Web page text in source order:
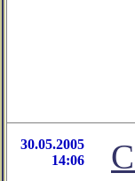
30.05.2005
14:06